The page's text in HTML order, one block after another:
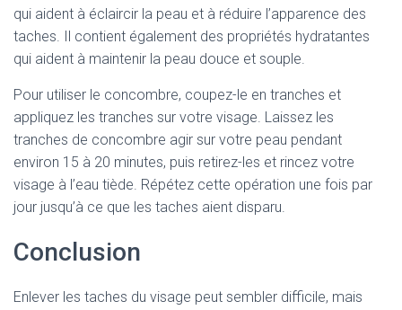
qui aident à éclaircir la peau et à réduire l’apparence des
taches. Il contient également des propriétés hydratantes
qui aident à maintenir la peau douce et souple.
Pour utiliser le concombre, coupez-le en tranches et
appliquez les tranches sur votre visage. Laissez les
tranches de concombre agir sur votre peau pendant
environ 15 à 20 minutes, puis retirez-les et rincez votre
visage à l’eau tiède. Répétez cette opération une fois par
jour jusqu’à ce que les taches aient disparu.
Conclusion
Enlever les taches du visage peut sembler difficile, mais